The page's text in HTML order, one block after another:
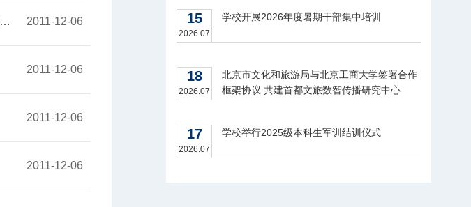
2011-12-06
2011-12-06
2011-12-06
2011-12-06
15
2026.07
学校开展2026年度暑期干部集中培训
18
2026.07
北京市文化和旅游局与北京工商大学签署合作
框架协议 共建首都文旅数智传播研究中心
17
2026.07
学校举行2025级本科生军训结训仪式